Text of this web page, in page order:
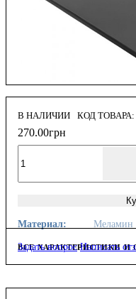
В НАЛИЧИИ
270.00грн
Материал: Меламин
ВСЕ ХАРАКТЕРИСТИКИ И
Задать вопрос Написать